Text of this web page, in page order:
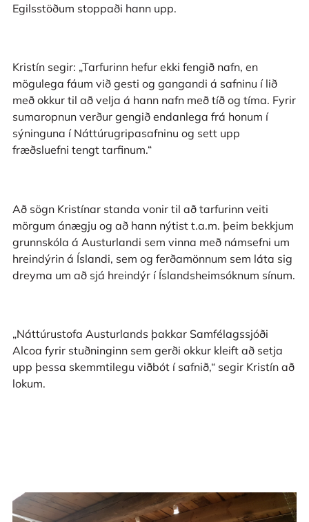
Egilsstöðum stoppaði hann upp.
Kristín segir: „Tarfurinn hefur ekki fengið nafn, en
mögulega fáum við gesti og gangandi á safninu í lið
með okkur til að velja á hann nafn með tíð og tíma. Fyrir
sumaropnun verður gengið endanlega frá honum í
sýninguna í Náttúrugripasafninu og sett upp
fræðsluefni tengt tarfinum.“
Að sögn Kristínar standa vonir til að tarfurinn veiti
mörgum ánægju og að hann nýtist t.a.m. þeim bekkjum
grunnskóla á Austurlandi sem vinna með námsefni um
hreindýrin á Íslandi, sem og ferðamönnum sem láta sig
dreyma um að sjá hreindýr í Íslandsheimsóknum sínum.
„Náttúrustofa Austurlands þakkar Samfélagssjóði
Alcoa fyrir stuðninginn sem gerði okkur kleift að setja
upp þessa skemmtilegu viðbót í safnið,“ segir Kristín að
lokum.